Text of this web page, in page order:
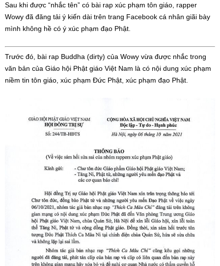
Sau khi được “nhắc tên” có bài rap xúc phạm tôn giáo, rapper
Wowy đã đăng tải ý kiến dài trên trang Facebook cá nhân giãi bày
mình không hề có ý xúc phạm đạo Phật.
Trước đó, bài rap Buddha (dirty) của Wowy vừa được nhắc trong
văn bản của Giáo hội Phật giáo Việt Nam là có nội dung xúc phạm
niềm tin tôn giáo, xúc phạm Đức Phật, xúc phạm đạo Phật.